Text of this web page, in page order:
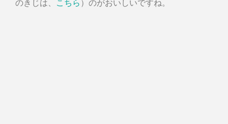
のきじは、
こちら ）のがおいしいですね。